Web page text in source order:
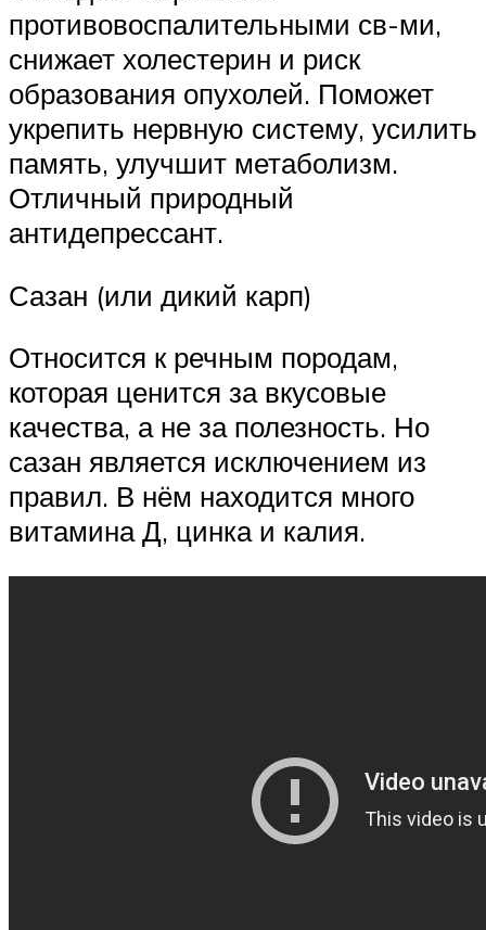
противовоспалительными св-ми,
снижает холестерин и риск
образования опухолей. Поможет
укрепить нервную систему, усилить
память, улучшит метаболизм.
Отличный природный
антидепрессант.
Сазан (или дикий карп)
Относится к речным породам,
которая ценится за вкусовые
качества, а не за полезность. Но
сазан является исключением из
правил. В нём находится много
витамина Д, цинка и калия.